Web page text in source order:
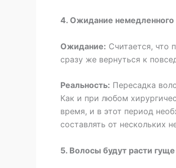
4. Ожидание
Ожидание: Считается, что
сразу же вернуться к
Реальность: Пересадка
Как и при любом
время, и в этот период
составлять от нескольких
5. Волосы будут расти гуще